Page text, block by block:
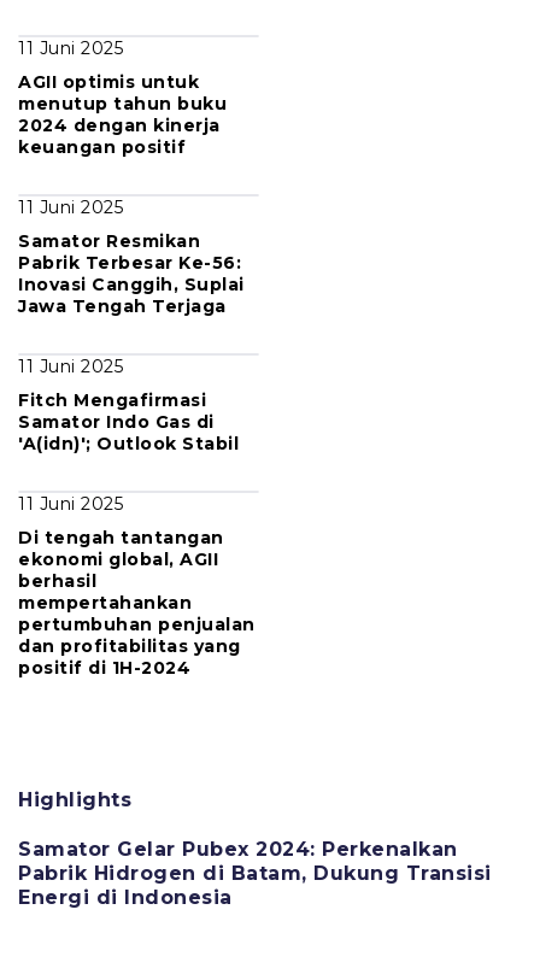
11 Juni 2025
AGII optimis untuk
menutup tahun buku
2024 dengan kinerja
keuangan positif
11 Juni 2025
Samator Resmikan
Pabrik Terbesar Ke-56:
Inovasi Canggih, Suplai
Jawa Tengah Terjaga
11 Juni 2025
Fitch Mengafirmasi
Samator Indo Gas di
'A(idn)'; Outlook Stabil
11 Juni 2025
Di tengah tantangan
ekonomi global, AGII
berhasil
mempertahankan
pertumbuhan penjualan
dan profitabilitas yang
positif di 1H-2024
Highlights
Samator Gelar Pubex 2024: Perkenalkan
Pabrik Hidrogen di Batam, Dukung Transisi
Energi di Indonesia